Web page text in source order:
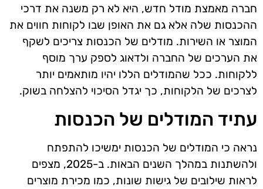
חברה מאמצת מודל חדש, היא לא רק משנה את דרכי
ההכנסות שלה אלא גם את האופן שבו לקוחות חווים את
המוצר או השירות. מודלים של הכנסות צריכים לשקף
את הערכים של החברה ולדאוג לספק ערך מוסף
ללקוחות. ככל שהמודלים הללו יהיו מותאמים יותר
לצרכים של הלקוחות, כך יגדל הסיכוי להצלחה בשוק.
עתיד המודלים של הכנסות
נראה כי המודלים של הכנסות ימשיכו להתפתח
ולהשתנות במהלך השנים הבאות. ב-2025, מצפים
לראות שילובים של גישות שונות, כמו מכירת מוצרים